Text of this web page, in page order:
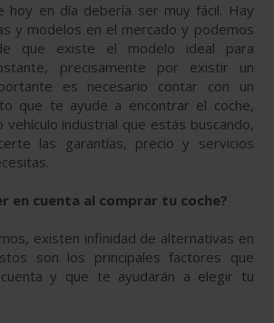
hoy en día debería ser muy fácil. Hay
y modelos en el mercado y podemos
que existe el modelo ideal para
precisamente por existir un
es necesario contar con un
que te ayude a encontrar el coche,
industrial que estás buscando,
las garantías, precio y servicios
en cuenta al comprar tu coche?
existen infinidad de alternativas en
son los principales factores que
y que te ayudarán a elegir tu